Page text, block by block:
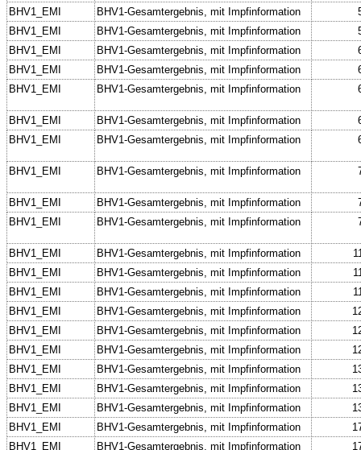
BHV1_EMI
BHV1-Gesamtergebnis, mit Impfinformation
BHV1_EMI
BHV1-Gesamtergebnis, mit Impfinformation
BHV1_EMI
BHV1-Gesamtergebnis, mit Impfinformation
BHV1_EMI
BHV1-Gesamtergebnis, mit Impfinformation
BHV1_EMI
BHV1-Gesamtergebnis, mit Impfinformation
BHV1_EMI BHV1-Gesamtergebnis, mit Impfinformation
BHV1_EMI
BHV1-Gesamtergebnis, mit Impfinformation
BHV1_EMI BHV1-Gesamtergebnis, mit Impfinformation
BHV1_EMI BHV1-Gesamtergebnis, mit Impfinformation
BHV1_EMI
BHV1-Gesamtergebnis, mit Impfinformation
BHV1_EMI BHV1-Gesamtergebnis, mit Impfinformation
BHV1_EMI
BHV1-Gesamtergebnis, mit Impfinformation
BHV1_EMI
BHV1-Gesamtergebnis, mit Impfinformation
BHV1_EMI
BHV1-Gesamtergebnis, mit Impfinformation
BHV1_EMI
BHV1-Gesamtergebnis, mit Impfinformation
BHV1_EMI
BHV1-Gesamtergebnis, mit Impfinformation
BHV1_EMI
BHV1-Gesamtergebnis, mit Impfinformation
BHV1_EMI
BHV1-Gesamtergebnis, mit Impfinformation
BHV1_EMI
BHV1-Gesamtergebnis, mit Impfinformation
BHV1_EMI
BHV1-Gesamtergebnis, mit Impfinformation
BHV1_EMI
BHV1-Gesamtergebnis, mit Impfinformation